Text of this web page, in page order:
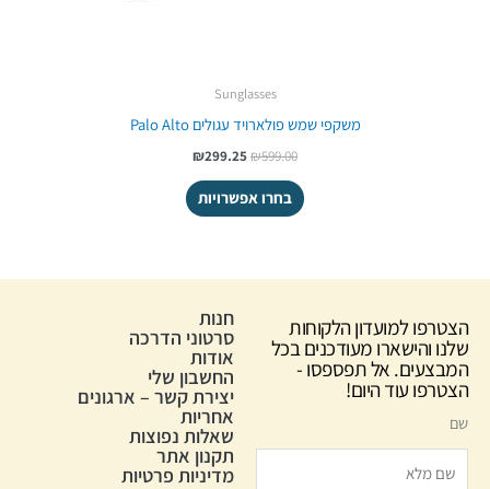
Sunglasses
משקפי שמש פולארויד עגולים Palo Alto
₪599.00
₪299.25
בחרו אפשרויות
הצטרפו למועדון הלקוחות
שלנו והישארו מעודכנים בכל
המבצעים. אל תפספסו -
הצטרפו עוד היום!
שם
חנות
סרטוני הדרכה
אודות
החשבון שלי
יצירת קשר – ארגונים
אחריות
שאלות נפוצות
תקנון אתר
מדיניות פרטיות